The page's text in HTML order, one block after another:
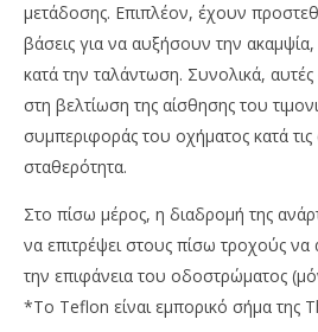
μετάδοσης. Επιπλέον, έχουν
βάσεις για να αυξήσουν την ακαμψία,
κατά την ταλάντωση. Συνολικά,
στη βελτίωση της αίσθησης του
συμπεριφοράς του οχήματος κατά
σταθερότητα.
Στο πίσω μέρος, η διαδρομή της
να επιτρέψει στους πίσω τροχούς
την επιφάνεια του οδοστρώματος
*Το Teflon είναι εμπορικό σήμα της